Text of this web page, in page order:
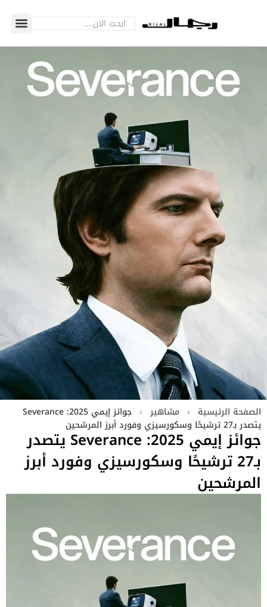
الصفحة الرئيسية › مشاهير ›
جوائز إيمي 2025: Severance
يتصدر بـ27 ترشيحًا وسكورسيزي وفورد أبرز المرشحين
جوائز إيمي 2025: Severance يتصدر
بـ27 ترشيحًا وسكورسيزي وفورد أبرز
المرشحين